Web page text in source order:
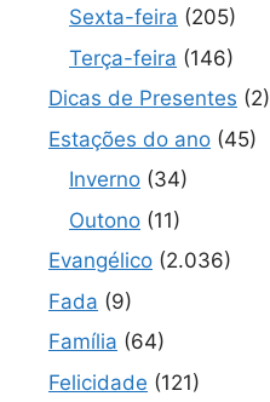
Sexta-feira (205)
Terça-feira (146)
Dicas de Presentes (2)
Estações do ano (45)
Inverno (34)
Outono (11)
Evangélico (2.036)
Fada (9)
Família (64)
Felicidade (121)